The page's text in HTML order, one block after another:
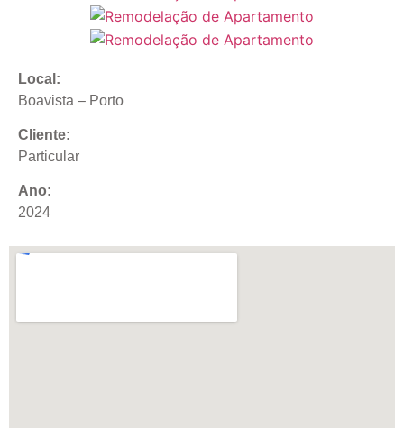
Local:
Boavista – Porto
Cliente:
Particular
Ano:
2024